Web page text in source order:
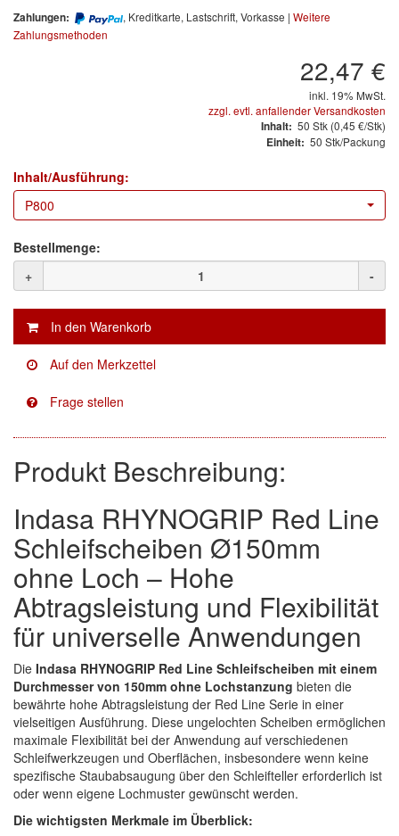
MARKEN
E-D
EVERCOAT
Facdos
Finixa
Indasa
KWASNY
Mirka
(1)
Novol
(3)
Prevost
(3)
Proma
(21)
Sia
(3)
Spectral
(1)
Sundstrom
(4)
Troton
(2)
Wibeco
(1)
Zahlungen: , Kreditkarte, Lastschrift, Vorkasse | Weitere
Zahlungsmethoden
22,47 €
inkl. 19% MwSt.
zzgl. evtl. anfallender Versandkosten
Inhalt: 50 Stk (0,45 €/Stk)
Einheit: 50 Stk/Packung
Inhalt/Ausführung:
P800
Bestellmenge:
+
-
Produkt Beschreibung:
Indasa RHYNOGRIP Red Line
Schleifscheiben Ø150mm
ohne Loch – Hohe
Abtragsleistung und Flexibilität
für universelle Anwendungen
Die Indasa RHYNOGRIP Red Line Schleifscheiben mit einem
Durchmesser von 150mm ohne Lochstanzung bieten die
bewährte hohe Abtragsleistung der Red Line Serie in einer
vielseitigen Ausführung. Diese ungelochten Scheiben ermöglichen
maximale Flexibilität bei der Anwendung auf verschiedenen
Schleifwerkzeugen und Oberflächen, insbesondere wenn keine
spezifische Staubabsaugung über den Schleifteller erforderlich ist
oder wenn eigene Lochmuster gewünscht werden.
Die wichtigsten Merkmale im Überblick: